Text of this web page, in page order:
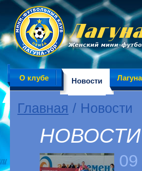
О клубе Новости
Главная / Новости
НОВОСТИ
09